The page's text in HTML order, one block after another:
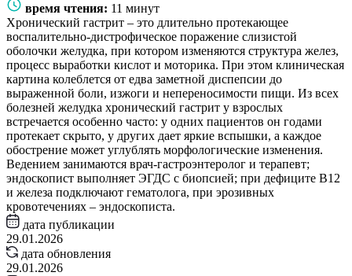
время чтения: 11 минут
Хронический гастрит – это длительно протекающее
воспалительно-дистрофическое поражение слизистой
оболочки желудка, при котором изменяются структура желез,
процесс выработки кислот и моторика. При этом клиническая
картина колеблется от едва заметной диспепсии до
выраженной боли, изжоги и непереносимости пищи. Из всех
болезней желудка хронический гастрит у взрослых
встречается особенно часто: у одних пациентов он годами
протекает скрыто, у других дает яркие вспышки, а каждое
обострение может углублять морфологические изменения.
Ведением занимаются врач-гастроэнтеролог и терапевт;
эндоскопист выполняет ЭГДС с биопсией; при дефиците B12
и железа подключают гематолога, при эрозивных
кровотечениях – эндоскописта.
дата публикации
29.01.2026
дата обновления
29.01.2026